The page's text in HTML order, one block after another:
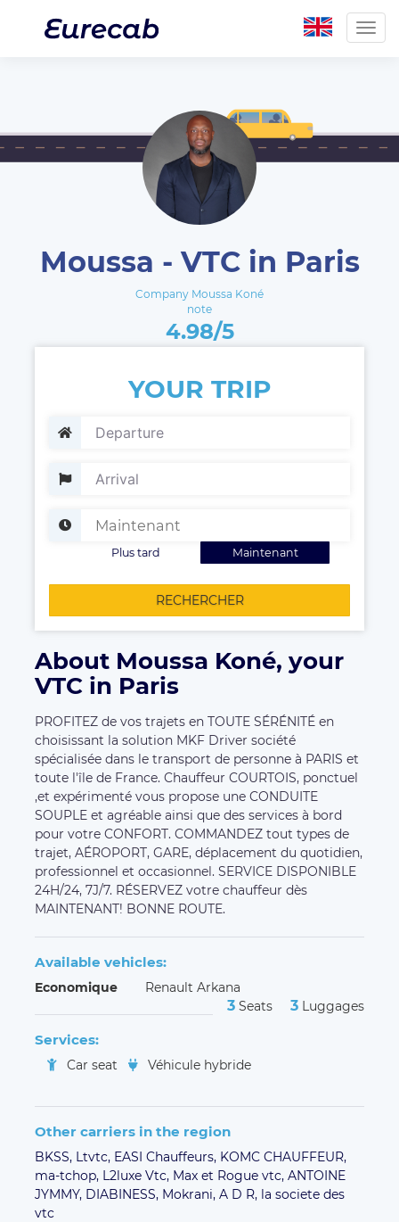
Moussa - VTC in Paris
Company Moussa Koné
note
4.98/5
YOUR TRIP
Maintenant
Plus tard
RECHERCHER
About Moussa Koné, your
VTC in Paris
PROFITEZ de vos trajets en TOUTE SÉRÉNITÉ en
choisissant la solution MKF Driver société
spécialisée dans le transport de personne à PARIS et
toute l'île de France. Chauffeur COURTOIS, ponctuel
,et expérimenté vous propose une CONDUITE
SOUPLE et agréable ainsi que des services à bord
pour votre CONFORT. COMMANDEZ tout types de
trajet, AÉROPORT, GARE, déplacement du quotidien,
professionnel et occasionnel. SERVICE DISPONIBLE
24H/24, 7J/7. RÉSERVEZ votre chauffeur dès
MAINTENANT! BONNE ROUTE.
Available vehicles:
Economique Renault Arkana
3 Seats 3 Luggages
Services:
Car seat Véhicule hybride
Other carriers in the region
BKSS, Ltvtc, EASI Chauffeurs, KOMC CHAUFFEUR,
ma-tchop, L2luxe Vtc, Max et Rogue vtc, ANTOINE
JYMMY, DIABINESS, Mokrani, A D R, la societe des
vtc